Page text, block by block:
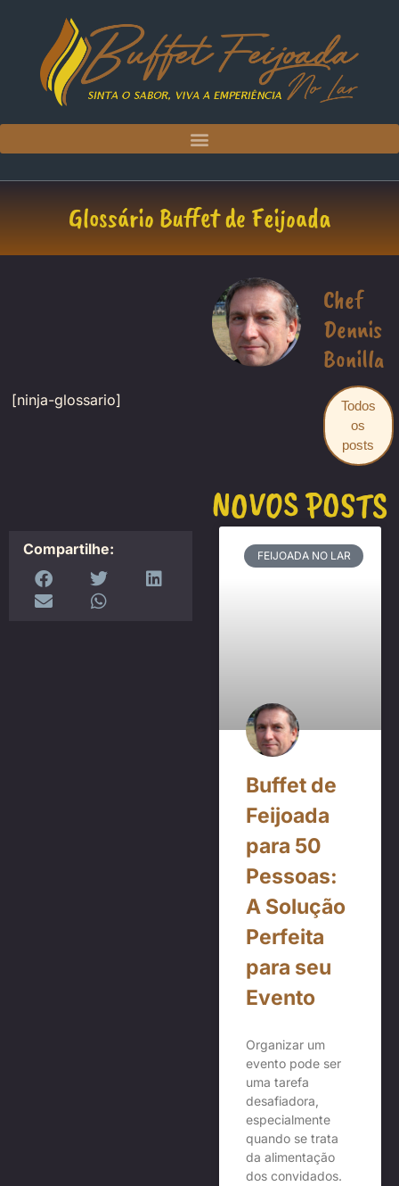
Glossário Buffet de Feijoada
[ninja-glossario]
Compartilhe:
Chef
Dennis
Bonilla
Todos
os
posts
NOVOS POSTS
FEIJOADA NO LAR
Buffet de
Feijoada
para 50
Pessoas:
A Solução
Perfeita
para seu
Evento
Organizar um
evento pode ser
uma tarefa
desafiadora,
especialmente
quando se trata
da alimentação
dos convidados.